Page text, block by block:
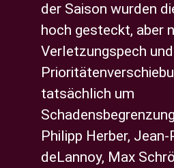
der Saison wurden
hoch gesteckt, aber
Verletzungspech und
tatsächlich um
Philipp Herber, Jean-
deLannoy, Max